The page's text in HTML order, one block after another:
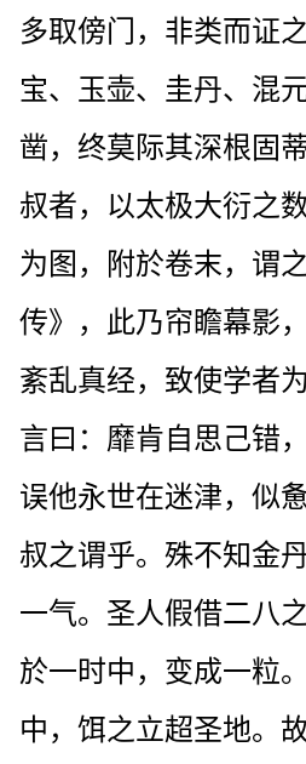
多取傍门，非类而证
宝、玉壶、圭丹、混
凿，终莫际其深根固
叔者，以太极大衍之
为图，附於卷末，谓
传》，此乃帘瞻幕影
紊乱真经，致使学者
言曰：靡肯自思己错
误他永世在迷津，似
叔之谓乎。殊不知金
一气。圣人假借二八
於一时中，变成一粒
中，饵之立超圣地。